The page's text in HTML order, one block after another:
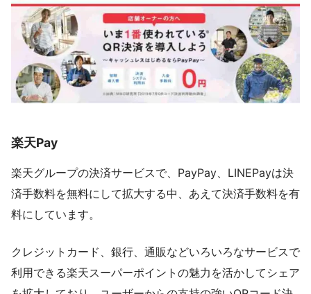
楽天Pay
楽天グループの決済サービスで、PayPay、LINEPayは決
済手数料を無料にして拡大する中、あえて決済手数料を有
料にしています。
クレジットカード、銀行、通販などいろいろなサービスで
利用できる楽天スーパーポイントの魅力を活かしてシェア